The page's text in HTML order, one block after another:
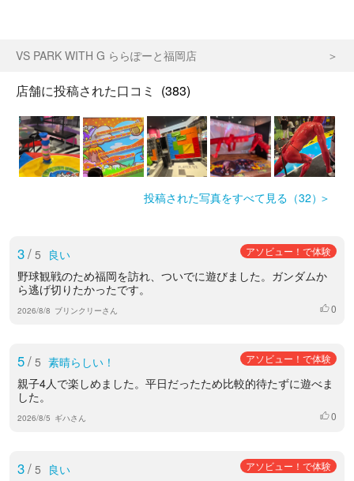
VS PARK WITH G ららぽーと福岡店
店舗に投稿された口コミ (383)
投稿された写真をすべて見る（32）
3/ 5 良い アソビュー！で体験
野球観戦のため福岡を訪れ、ついでに遊びました。ガンダムか
ら逃げ切りたかったです。
2026/8/8 ブリンクリーさん いいね
0
5/ 5 素晴らしい！ アソビュー！で体験
親子4人で楽しめました。平日だったため比較的待たずに遊べま
した。
2026/8/5 ギハさん いいね
0
3/ 5 良い アソビュー！で体験